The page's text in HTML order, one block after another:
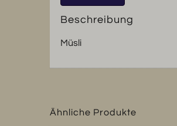
Beschreibung
Müsli
Ähnliche Produkte